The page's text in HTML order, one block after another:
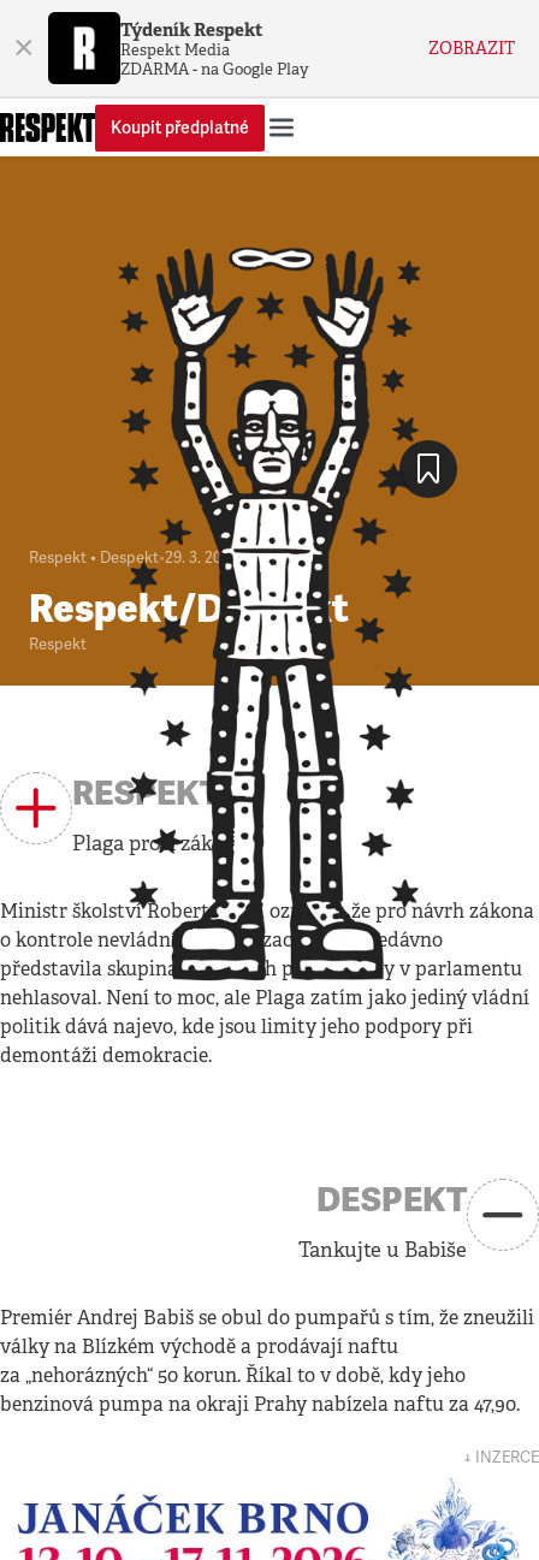
× Týdeník Respekt
Respekt Media
ZDARMA - na Google Play
ZOBRAZIT
Koupit předplatné
Respekt • Despekt•29. 3. 2026
Respekt/Despekt
Respekt
RESPEKT
Plaga proti zákonu
Ministr školství Robert Plaga oznámil, že pro návrh zákona
o kontrole nevládních organizací, jak jej nedávno
představila skupina koaličních poslanců, by v parlamentu
nehlasoval. Není to moc, ale Plaga zatím jako jediný vládní
politik dává najevo, kde jsou limity jeho podpory při
demontáži demokracie.
DESPEKT
Tankujte u Babiše
Premiér Andrej Babiš se obul do pumpařů s tím, že zneužili
války na Blízkém východě a prodávají naftu
za „nehorázných“ 50 korun. Říkal to v době, kdy jeho
benzinová pumpa na okraji Prahy nabízela naftu za 47,90.
↓ INZERCE